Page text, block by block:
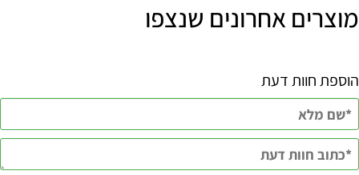
מוצרים אחרונים שנצפו
הוספת חוות דעת